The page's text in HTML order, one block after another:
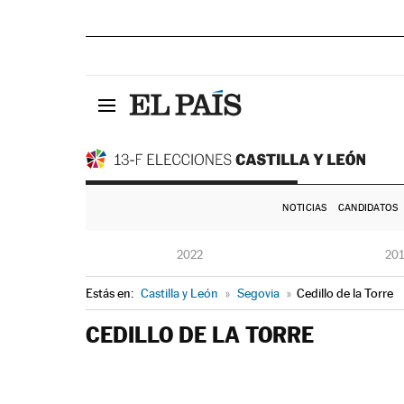
NOTICIAS CANDIDATOS
2022
Estás en: Castilla y León » Segovia » Cedillo de la Torre
CEDILLO DE LA TORRE